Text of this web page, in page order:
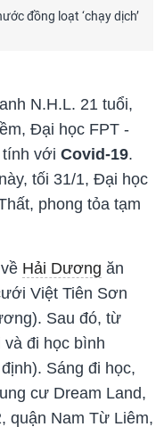
đồng loạt ‘chạy dịch’
N.H.L. 21 tuổi,
Đại học FPT -
với Covid-19.
tối 31/1, Đại học
phong tỏa tạm
Hải Dương ăn
Việt Tiên Sơn
Sau đó, từ
và đi học bình
Sáng đi học,
cư Dream Land,
quận Nam Từ Liêm,